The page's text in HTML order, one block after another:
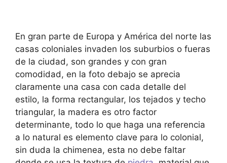
En gran parte de Europa y América del norte las
casas coloniales invaden los suburbios o fueras
de la ciudad, son grandes y con gran
comodidad, en la foto debajo se aprecia
claramente una casa con cada detalle del
estilo, la forma rectangular, los tejados y techo
triangular, la madera es otro factor
determinante, todo lo que haga una referencia
a lo natural es elemento clave para lo colonial,
sin duda la chimenea, esta no debe faltar